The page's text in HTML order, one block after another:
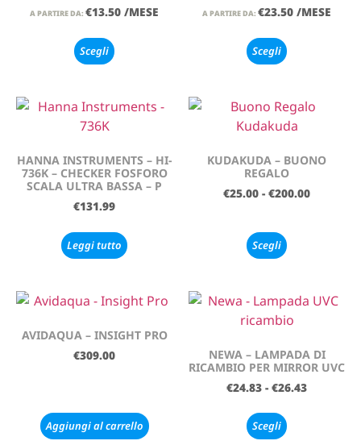
A PARTIRE DA: €13.50 /MESE
Scegli
A PARTIRE DA: €23.50 /MESE
Scegli
HANNA INSTRUMENTS – HI-
736K – CHECKER FOSFORO
SCALA ULTRA BASSA – P
€131.99
Leggi tutto
KUDAKUDA – BUONO
REGALO
€25.00 - €200.00
Scegli
AVIDAQUA – INSIGHT PRO
€309.00
Aggiungi al carrello
NEWA – LAMPADA DI
RICAMBIO PER MIRROR UVC
€24.83 - €26.43
Scegli